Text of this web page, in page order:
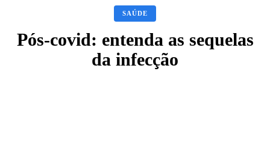
SAÚDE
Pós-covid: entenda as sequelas
da infecção